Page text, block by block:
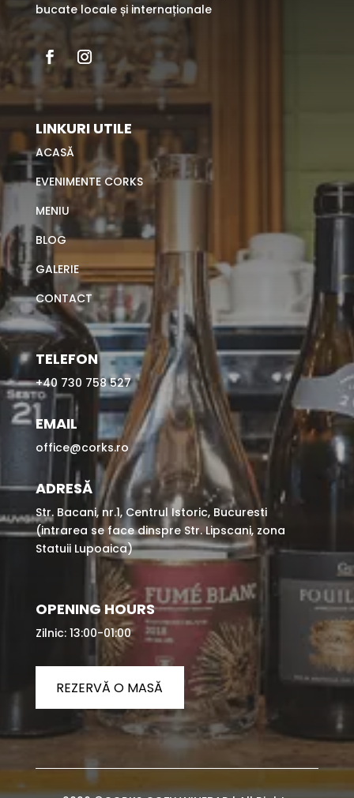
bucate locale și internaționale
LINKURI UTILE
ACASĂ
EVENIMENTE CORKS
MENIU
BLOG
GALERIE
CONTACT
TELEFON
+40 730 758 527
EMAIL
office@corks.ro
ADRESĂ
Str. Bacani, nr.1, Centrul Istoric, Bucuresti
(intrarea se face dinspre Str. Lipscani, zona
Statuii Lupoaica)
OPENING HOURS
Zilnic: 13:00-01:00
REZERVĂ O MASĂ